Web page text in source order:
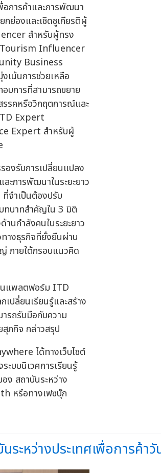
อการค้าและการพัฒนา
ย่องและเชิดชูเกียรติผู้
สำหรับผู้ทรง
Tourism Influencer
Business
เน้นการช่วยเหลือ
บการที่สามารถขยาย
รคหรือวิกฤตการณ์และ
Expert
Expert สำหรับผู้
งรับการเปลี่ยนแปลง
ะการพัฒนาในระยะยาว
จำเป็นต้องปรับ
ทบาทสำคัญใน 3 มิติ
นกำลังคนในระยะยาว
างธุรกิจที่ยั่งยืนผ่าน
ภายใต้กรอบแนวคิด
นแพลตฟอร์ม ITD
ปลี่ยนเรียนรู้และสร้าง
รถรับมือกับความ
สุภกิจ กล่าวสรุป
ได้ทางเว็บไซต์
บบนิเวศการเรียนรู้
สถาบันระหว่าง
หรือทางเฟซบุ๊ก
ะหว่างประเทศเพื่อการค้า